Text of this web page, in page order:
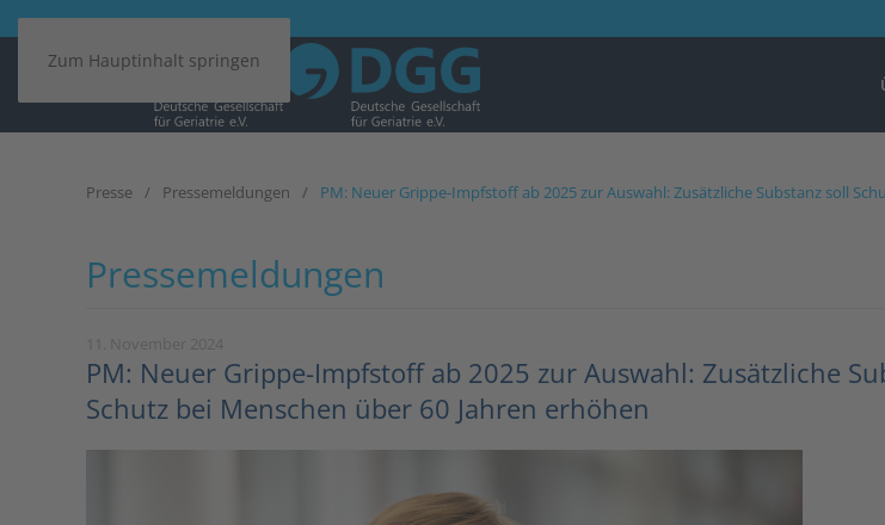
Zum Hauptinhalt springen
Presse Pressemeldungen PM: Neuer Grippe-Impfstoff ab 2025 zur Auswahl: Zusätzliche Substanz soll
Pressemeldungen
PM: Neuer Grippe-Impfstoff ab 2025 zur Auswahl: Zusätzliche
Schutz bei Menschen über 60 Jahren erhöhen